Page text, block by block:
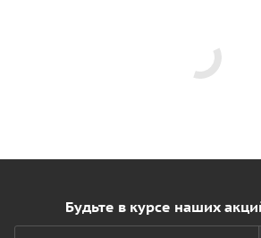
Будьте в курсе наших